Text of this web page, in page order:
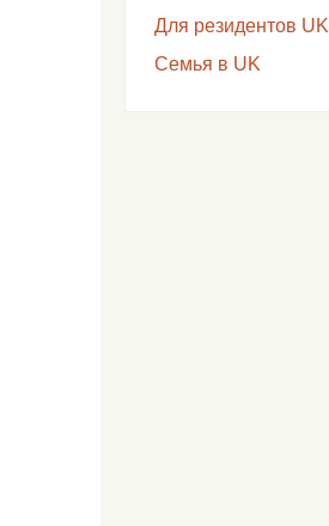
Для резидентов UK
Семья в UK